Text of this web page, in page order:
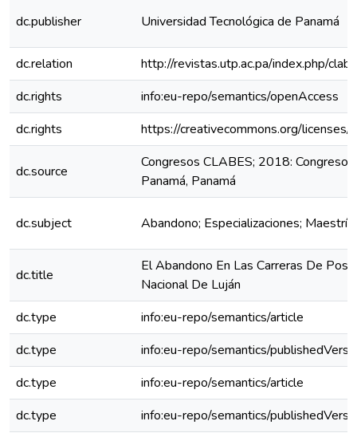
dc.publisher Universidad Tecnológica de Panamá
dc.relation
http://revistas.utp.ac.pa/index.php/
dc.rights
info:eu-repo/semantics/openAccess
dc.rights
https://creativecommons.org/
dc.source
Congresos CLABES; 2018: Congreso
Panamá, Panamá
dc.subject Abandono; Especializaciones;
dc.title
El Abandono En Las Carreras De
Nacional De Luján
dc.type
info:eu-repo/semantics/article
dc.type
info:eu-repo/semantics/
dc.type
info:eu-repo/semantics/article
dc.type
info:eu-repo/semantics/